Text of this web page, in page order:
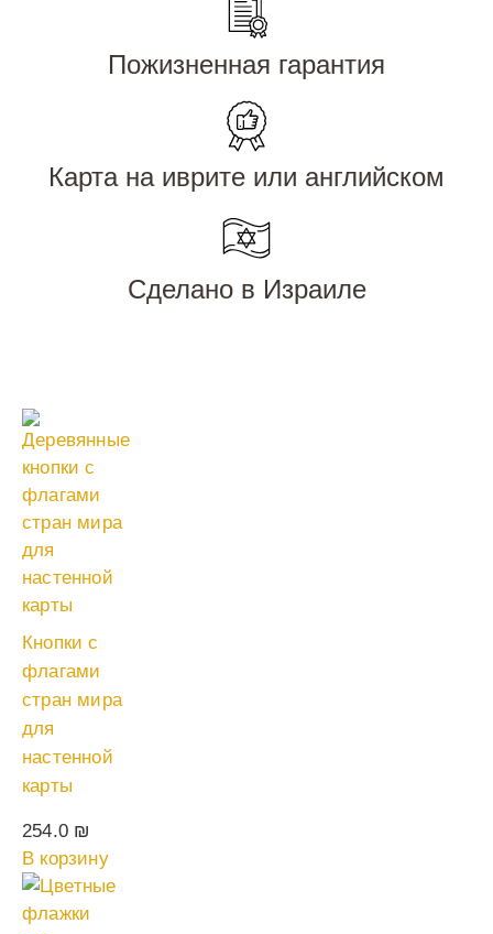
Пожизненная гарантия
Карта на иврите или английском
Сделано в Израиле
Кнопки с
флагами
стран мира
для
настенной
карты
254.0 ₪
В корзину